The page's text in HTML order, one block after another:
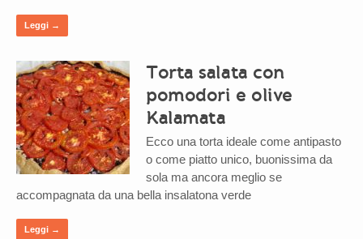
Leggi →
Torta salata con
pomodori e olive
Kalamata
Ecco una torta ideale come antipasto
o come piatto unico, buonissima da
sola ma ancora meglio se
accompagnata da una bella insalatona verde
Leggi →